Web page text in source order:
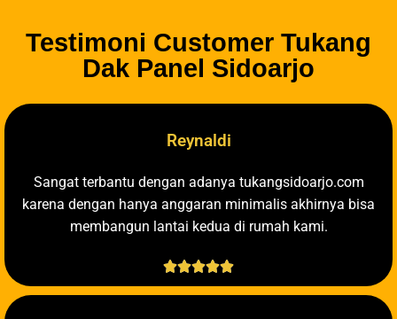
Testimoni Customer Tukang
Dak Panel Sidoarjo
Reynaldi
Sangat terbantu dengan adanya tukangsidoarjo.com
karena dengan hanya anggaran minimalis akhirnya bisa
membangun lantai kedua di rumah kami.
